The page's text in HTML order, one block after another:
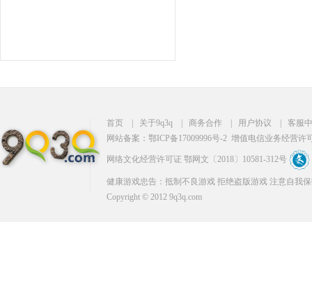
首页 关于9q3q 商务合作 用户协议
客服
网站备案：鄂ICP备17009996号-2 增值电信业务经营许
网络文化经营许可证 鄂网文〔2018〕10581-312号
健康游戏忠告：抵制不良游戏 拒绝盗版游戏 注意自我
Copyright © 2012 9q3q.com